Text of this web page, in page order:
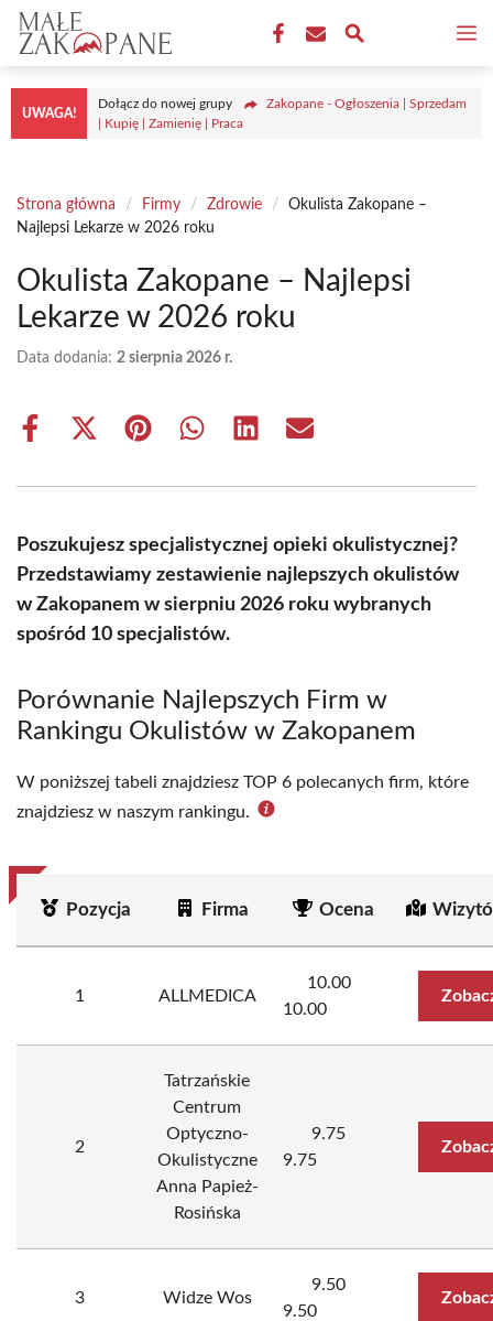
Przejdź
treści
UWAGA!
Dołącz do nowej grupy
Zakopane - Ogłoszenia | Sprzedam
| Kupię | Zamienię | Praca
Strona główna / Firmy / Zdrowie /
Okulista Zakopane –
Najlepsi Lekarze w 2026 roku
Okulista Zakopane – Najlepsi
Lekarze w 2026 roku
Data dodania: 2 sierpnia 2026 r.
Share
Share
(Twitter)
Share Share Share Share
Poszukujesz specjalistycznej opieki okulistycznej?
Przedstawiamy zestawienie najlepszych okulistów
w Zakopanem w sierpniu 2026 roku wybranych
spośród 10 specjalistów.
Porównanie Najlepszych Firm w
Rankingu Okulistów w Zakopanem
W poniższej tabeli znajdziesz TOP 6 polecanych firm, które
znajdziesz w naszym rankingu.
Pozycja Firma Ocena
1 ALLMEDICA
10.00
10.00
2
Tatrzańskie
Centrum
Optyczno-
Okulistyczne
Anna Papież-
Rosińska
9.75
9.75
3 Widze Wos
9.50
9.50